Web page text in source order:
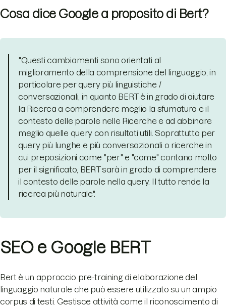
Cosa dice Google a proposito di Bert?
"Questi cambiamenti sono orientati al
miglioramento della comprensione del linguaggio, in
particolare per query più linguistiche /
conversazionali, in quanto BERT è in grado di aiutare
la Ricerca a comprendere meglio la sfumatura e il
contesto delle parole nelle Ricerche e ad abbinare
meglio quelle query con risultati utili. Soprattutto per
query più lunghe e più conversazionali o ricerche in
cui preposizioni come "per" e "come" contano molto
per il significato, BERT sarà in grado di comprendere
il contesto delle parole nella query. Il tutto rende la
ricerca più naturale".
SEO e Google BERT
Bert è un approccio pre-training di elaborazione del
linguaggio naturale che può essere utilizzato su un ampio
corpus di testi. Gestisce attività come il riconoscimento di